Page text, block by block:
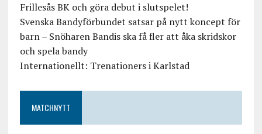
Frillesås BK och göra debut i slutspelet!
Svenska Bandyförbundet satsar på nytt koncept för
barn – Snöharen Bandis ska få fler att åka skridskor
och spela bandy
Internationellt: Trenationers i Karlstad
MATCHNYTT